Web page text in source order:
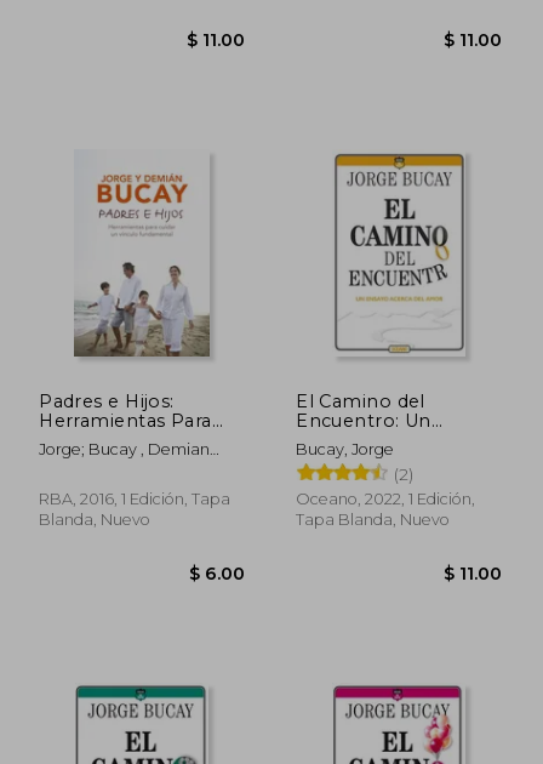
$ 11.00
Padres e Hijos:
Herramientas Para
Cuidar un Vínculo
Fundamental
Jorge; Bucay , Demian
RBA, 2016, 1 Edición, Tapa
Blanda, Nuevo
El Camino del
Encuentro: Un
Ensayo Acerca del
Amor (Cuarta Edicion)
Bucay, Jorge
(2)
Oceano, 2022, 1 Edición,
Tapa Blanda, Nuevo